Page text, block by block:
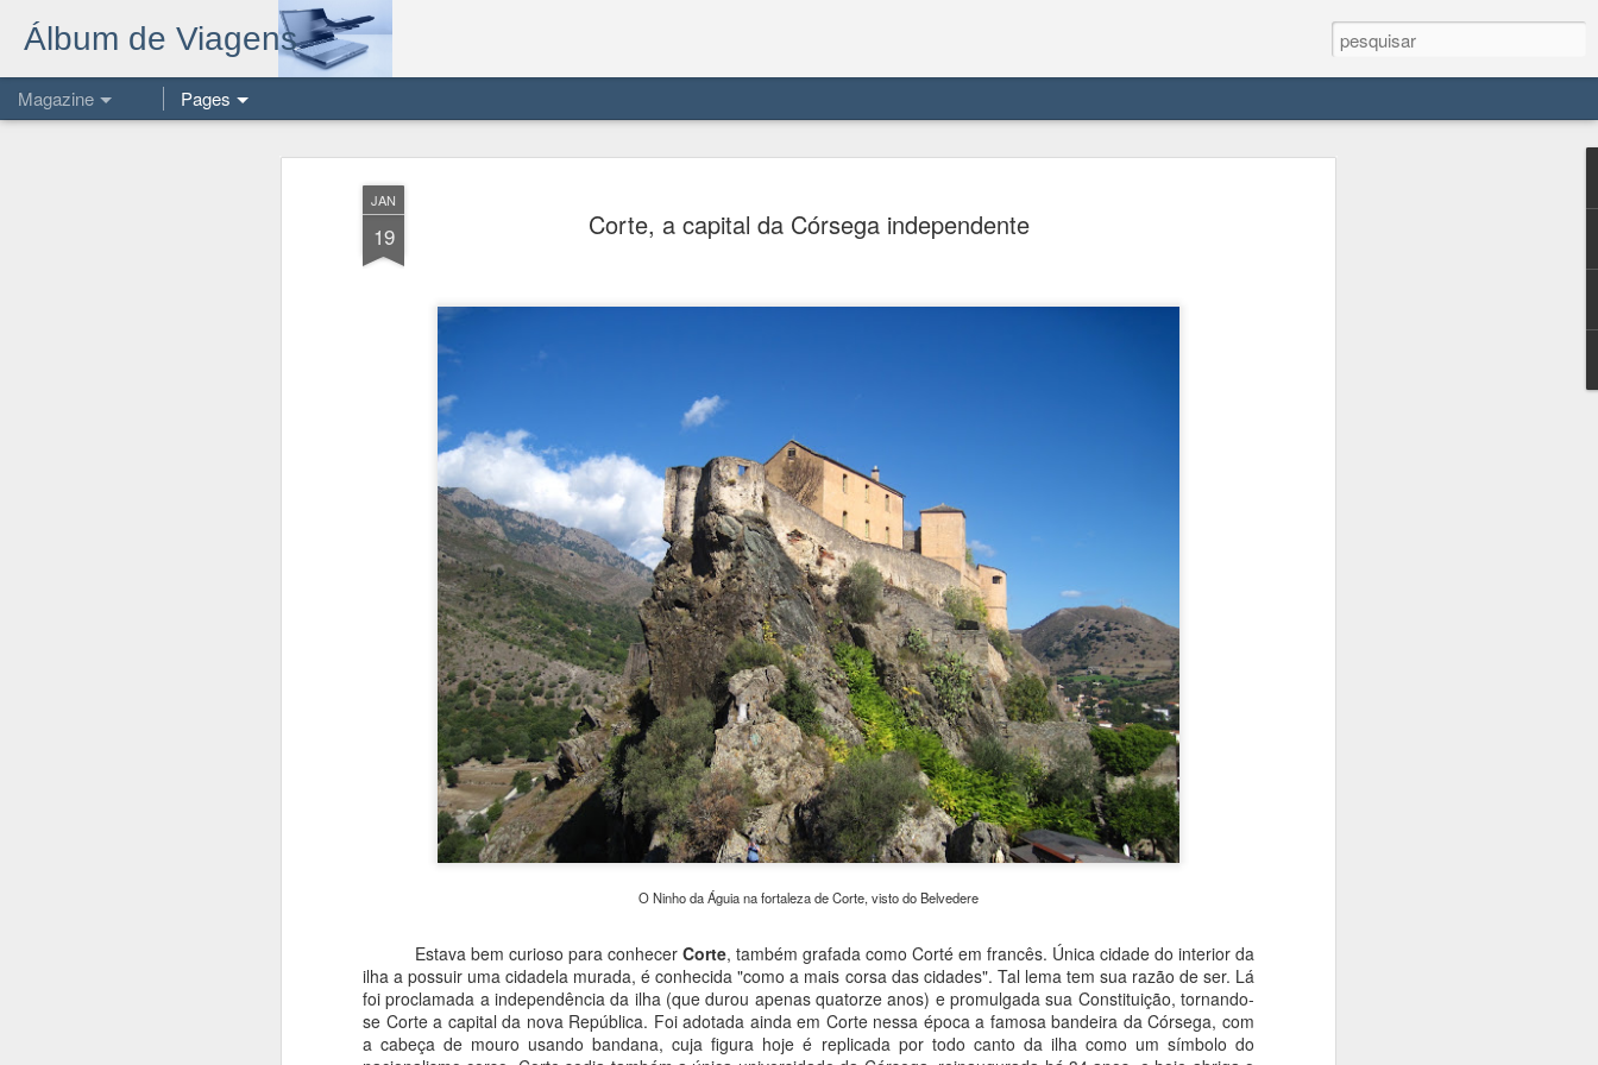
JAN
19 Corte, a capital da Córsega independente
O Ninho da Águia na fortaleza de Corte, visto do Belvedere
Estava bem curioso para conhecer Corte, também grafada como Corté em francês. Única cidade do interior da
ilha a possuir uma cidadela murada, é conhecida "como a mais corsa das cidades". Tal lema tem sua razão de ser. Lá
foi proclamada a independência da ilha (que durou apenas quatorze anos) e promulgada sua Constituição, tornando-
se Corte a capital da nova República. Foi adotada ainda em Corte nessa época a famosa bandeira da Córsega, com
a cabeça de mouro usando bandana, cuja figura hoje é replicada por todo canto da ilha como um símbolo do
Álbum de Viagens
Magazine Pages
6
castelo medieval
Card, que recebi no hotel ao me hospedar em Lindau, se viajasse
dali para leste o trajeto era gratuito, enquanto para oeste era pago.
A cidade não é servida por trem, restando portanto o ônibus e o
barco como meios de transporte público.
bávara no Lago
Constança
Lindau foi a cidade que escolhi
para os pernoites no Lago
Constança, e diga-se de
21
os zepelins
O Lago Constança é formado pelo
Rio Reno e se situa na fronteira
entre Alemanha (norte e oeste),
Suíça (sul) e Áustria (leste). É o
25
Grisões
Chur (lê-se cúr) é a capital do
maior dos cantões suíços, os
Grisões. Ponto terminal das linhas
de trem turístico Bernina Express
1
Samedan - um
triângulo no sudeste
suíço
A região da Alta Engadina é